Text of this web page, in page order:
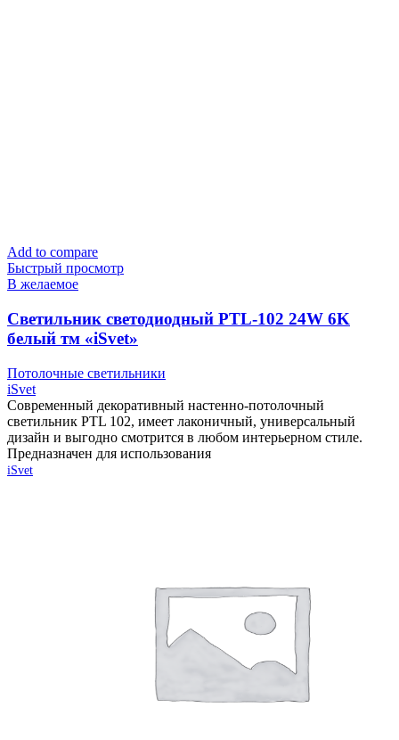
Add to compare
Быстрый просмотр
В желаемое
Cветильник светодиодный PTL-102 24W 6K
белый тм «iSvet»
Потолочные светильники
iSvet
Современный декоративный настенно-потолочный
светильник PTL 102, имеет лаконичный, универсальный
дизайн и выгодно смотрится в любом интерьерном стиле.
Предназначен для использования
iSvet